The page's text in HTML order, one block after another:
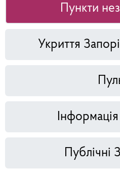
Пункти
Укриття
Публічні